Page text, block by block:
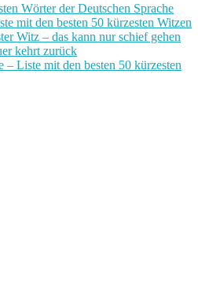
Wörter der Deutschen Sprache
mit den besten 50 kürzesten Witzen
Witz – das kann nur schief gehen
kehrt zurück
– Liste mit den besten 50 kürzesten